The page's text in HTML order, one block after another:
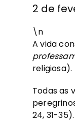
2 de
\n
A vida
religiosa).
Todas as
24, 31-35).